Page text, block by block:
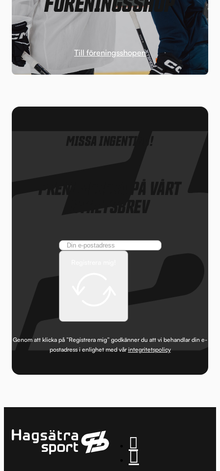
FÖRENINGSSHOP
Till föreningsshopen
MISSA INGENTING!
PRENUMERERA PÅ VÅRT
NYHETSBREV
Genom att klicka på ”Registrera mig” godkänner du att vi behandlar din e-
postadress i enlighet med vårintegritetspolicy